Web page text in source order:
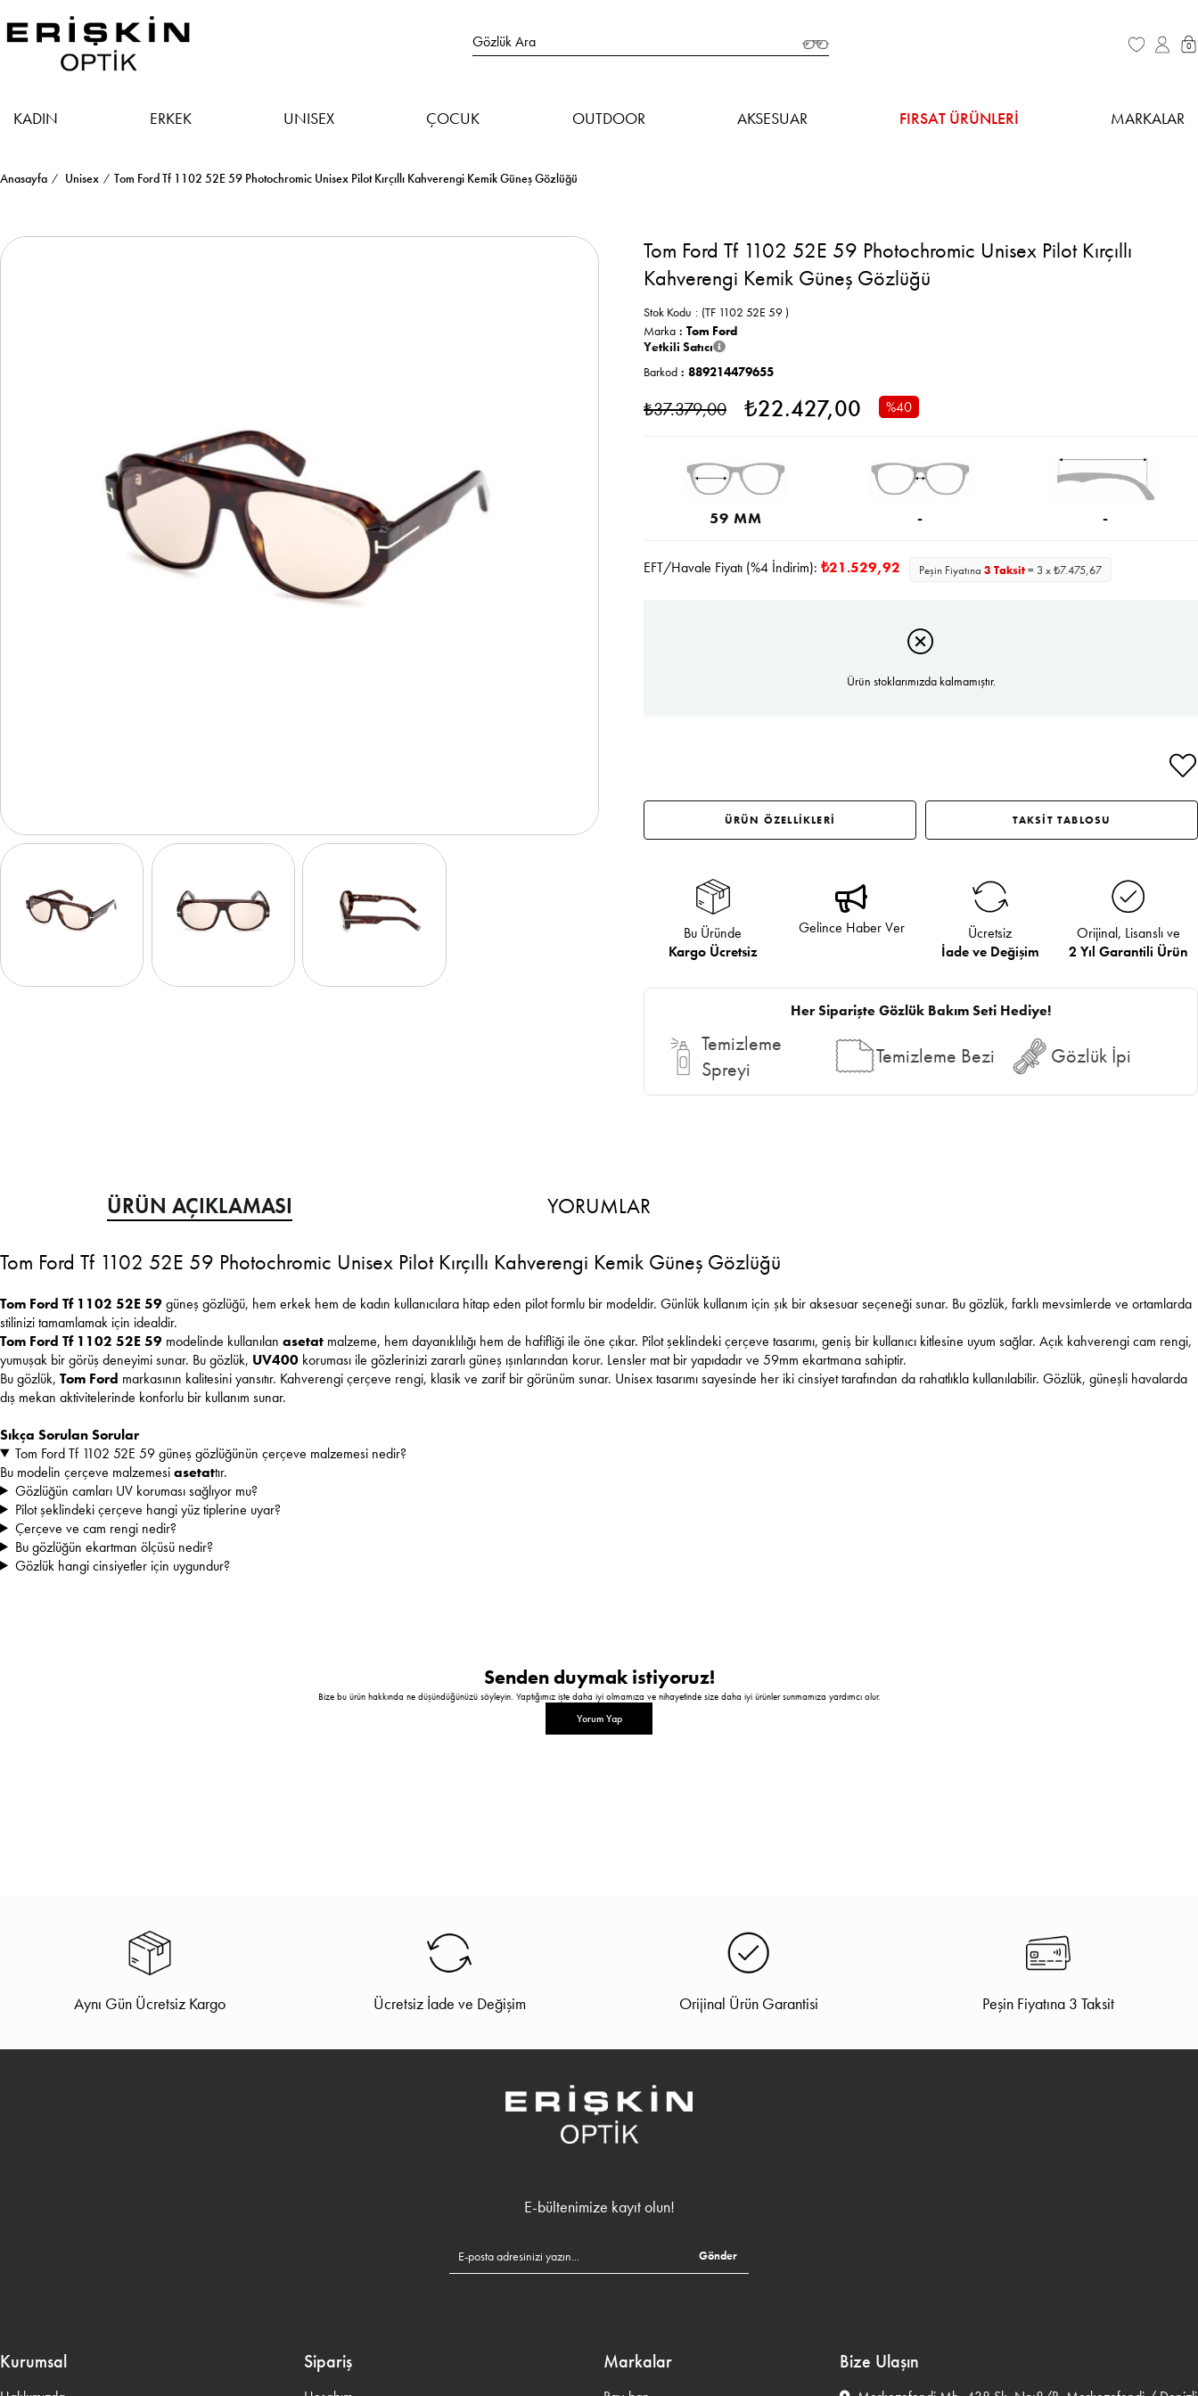
0
KADIN ERKEK UNISEX ÇOCUK OUTDOOR AKSESUAR FIRSAT ÜRÜNLERİ MARKALAR
Anasayfa Unisex Tom Ford Tf 1102 52E 59 Photochromic Unisex Pilot Kırçıllı Kahverengi Kemik Güneş Gözlüğü
Tom Ford Tf 1102 52E 59 Photochromic Unisex Pilot Kırçıllı
Kahverengi Kemik Güneş Gözlüğü
(TF 1102 52E 59 )
Stok Kodu
Marka : Tom Ford
Yetkili Satıcı
Barkod : 889214479655
₺37.379,00 ₺22.427,00 %40
59 MM - -
EFT/Havale Fiyatı (%4 İndirim): ₺21.529,92 Peşin Fiyatına 3 Taksit= 3 x ₺7.475,67
Ürün stoklarımızda kalmamıştır.
ÜRÜN ÖZELLİKLERİ TAKSİT TABLOSU
Bu Üründe
Kargo Ücretsiz
Gelince Haber Ver
Ücretsiz
İade ve Değişim
Orijinal, Lisanslı ve
2 Yıl Garantili Ürün
Her Siparişte Gözlük Bakım Seti Hediye!
Temizleme
Spreyi
Temizleme Bezi Gözlük İpi
ÜRÜN AÇIKLAMASI YORUMLAR
Tom Ford Tf 1102 52E 59 Photochromic Unisex Pilot Kırçıllı Kahverengi Kemik Güneş Gözlüğü
Tom Ford Tf 1102 52E 59güneş gözlüğü, hem erkek hem de kadın kullanıcılara hitap eden pilot formlu bir modeldir. Günlük kullanım için şık bir aksesuar seçeneği sunar. Bu gözlük, farklı mevsimlerde ve ortamlarda
stilinizi tamamlamak için idealdir.
Tom Ford Tf 1102 52E 59 modelinde kullanılan asetat malzeme, hem dayanıklılığı hem de hafifliği ile öne çıkar. Pilot şeklindeki çerçeve tasarımı, geniş bir kullanıcı kitlesine uyum sağlar. Açık kahverengi cam rengi,
yumuşak bir görüş deneyimi sunar. Bu gözlük, UV400 koruması ile gözlerinizi zararlı güneş ışınlarından korur. Lensler mat bir yapıdadır ve 59mm ekartmana sahiptir.
Bu gözlük, Tom Ford markasının kalitesini yansıtır. Kahverengi çerçeve rengi, klasik ve zarif bir görünüm sunar. Unisex tasarımı sayesinde her iki cinsiyet tarafından da rahatlıkla kullanılabilir. Gözlük, güneşli havalarda
dış mekan aktivitelerinde konforlu bir kullanım sunar.
Sıkça Sorulan Sorular
Tom Ford Tf 1102 52E 59 güneş gözlüğünün çerçeve malzemesi nedir?
Bu modelin çerçeve malzemesiasetattır.
Gözlüğün camları UV koruması sağlıyor mu?
Pilot şeklindeki çerçeve hangi yüz tiplerine uyar?
Çerçeve ve cam rengi nedir?
Bu gözlüğün ekartman ölçüsü nedir?
Gözlük hangi cinsiyetler için uygundur?
Senden duymak istiyoruz!
Bize bu ürün hakkında ne düşündüğünüzü söyleyin. Yaptığımız işte daha iyi olmamıza ve nihayetinde size daha iyi ürünler sunmamıza yardımcı olur.
Yorum Yap
Aynı Gün Ücretsiz Kargo Ücretsiz İade ve Değişim Orijinal Ürün Garantisi Peşin Fiyatına 3 Taksit
E-bültenimize kayıt olun!
Gönder
Kurumsal Sipariş Markalar Bize Ulaşın